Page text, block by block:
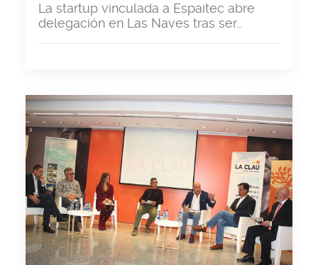
La startup vinculada a Espaitec abre
delegación en Las Naves tras ser…